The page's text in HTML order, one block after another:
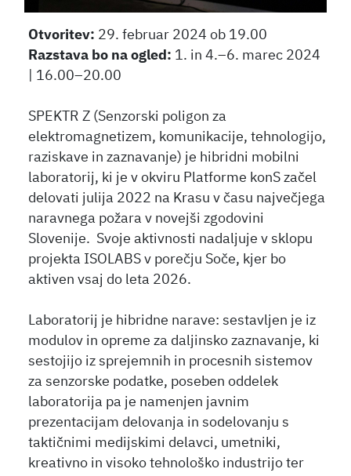
Otvoritev: 29. februar 2024 ob 19.00
Razstava bo na ogled: 1. in 4.–6. marec 2024
| 16.00–20.00
SPEKTR Z (Senzorski poligon za
elektromagnetizem, komunikacije, tehnologijo,
raziskave in zaznavanje) je hibridni mobilni
laboratorij, ki je v okviru Platforme konS začel
delovati julija 2022 na Krasu v času največjega
naravnega požara v novejši zgodovini
Slovenije. Svoje aktivnosti nadaljuje v sklopu
projekta ISOLABS v porečju Soče, kjer bo
aktiven vsaj do leta 2026.
Laboratorij je hibridne narave: sestavljen je iz
modulov in opreme za daljinsko zaznavanje, ki
sestojijo iz sprejemnih in procesnih sistemov
za senzorske podatke, poseben oddelek
laboratorija pa je namenjen javnim
prezentacijam delovanja in sodelovanju s
taktičnimi medijskimi delavci, umetniki,
kreativno in visoko tehnološko industrijo ter